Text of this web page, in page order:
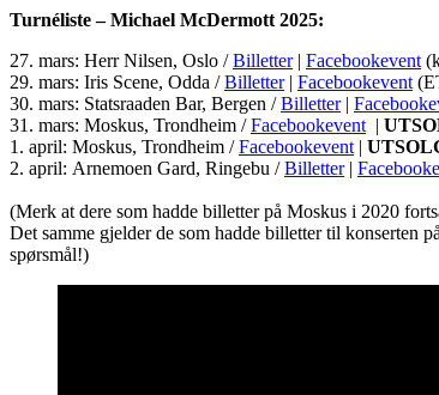
Turnéliste – Michael McDermott 2025:
27. mars: Herr Nilsen, Oslo /Billetter| Facebookevent
29. mars: Iris Scene, Odda /Billetter| Facebookevent
30. mars: Statsraaden Bar, Bergen /Billetter|
31. mars: Moskus, Trondheim /Facebookevent |
1. april: Moskus, Trondheim /Facebookevent |
2. april: Arnemoen Gard, Ringebu /Billetter|
(Merk at dere som hadde billetter på Moskus i 2020
Det samme gjelder de som hadde billetter til konserten
spørsmål!)